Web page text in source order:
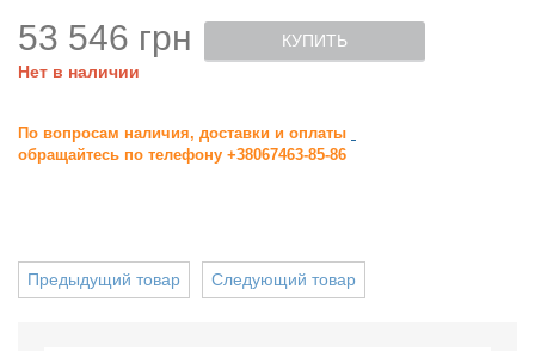
53 546 грн
Нет в наличии
КУПИТЬ
По вопросам наличия, доставки и оплаты
обращайтесь по телефону +38067463-85-86
Следующий товар
Предыдущий товар